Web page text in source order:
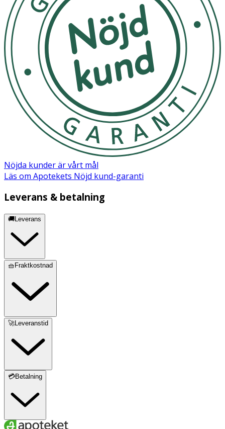
Nöjda kunder är vårt mål
Läs om Apotekets Nöjd kund-garanti
Leverans & betalning
🚚Leverans
🧺Fraktkostnad
🚀Leveranstid
💳Betalning